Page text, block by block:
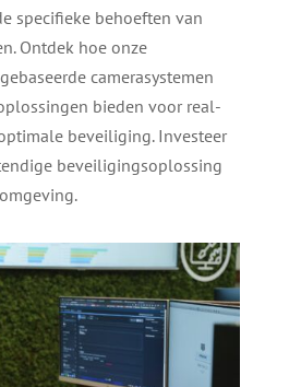
specifieke behoeften van
Ontdek hoe onze
camerasystemen
bieden voor real-
beveiliging. Investeer
beveiligingsoplossing